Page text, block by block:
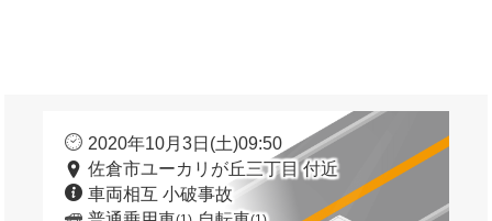
2020年10月3日(土)09:50
佐倉市ユーカリが丘三丁目 付近
車両相互 小破事故